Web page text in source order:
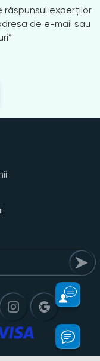
experților
de e-mail sau